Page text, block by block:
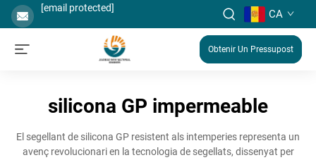
[email protected] CA
Obtenir Un Pressupost
silicona GP impermeable
El segellant de silicona GP resistent als intemperies representa un
avenç revolucionari en la tecnologia de segellats, dissenyat per